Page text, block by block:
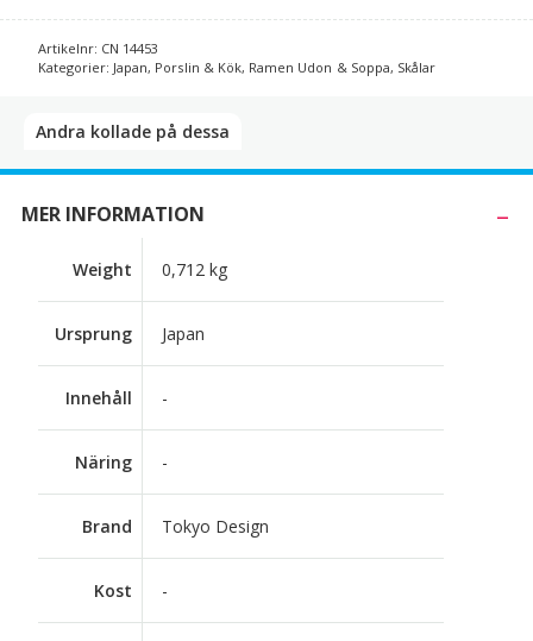
Artikelnr: CN 14453
Kategorier: Japan, Porslin & Kök, Ramen Udon & Soppa, Skålar
Andra kollade på dessa​
MER INFORMATION
Weight 0,712 kg
Ursprung Japan
Innehåll -
Näring -
Brand Tokyo Design
Kost -